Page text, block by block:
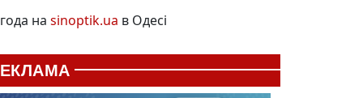
на sinoptik.ua в Одесі